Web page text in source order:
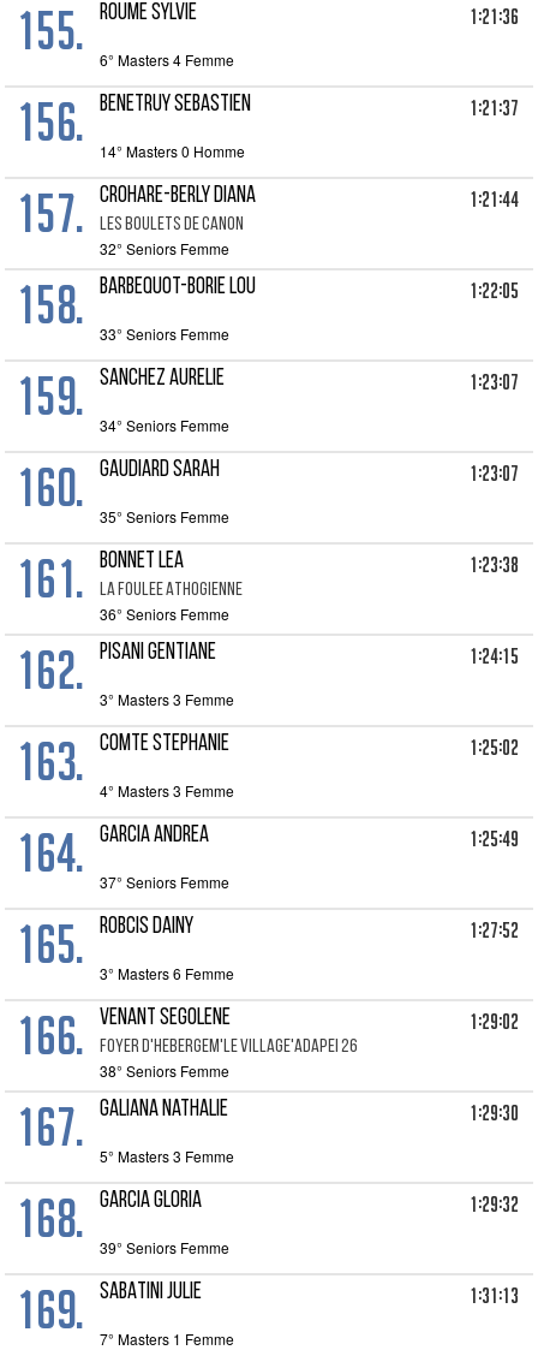
155. ROUME SYLVIE 1:21:36
6° Masters 4 Femme
156. BENETRUY Sebastien 1:21:37
14° Masters 0 Homme
157. CROHARE-BERLY Diana
LES BOULETS DE CANON
1:21:44
32° Seniors Femme
158. BARBEQUOT-BORIE Lou 1:22:05
33° Seniors Femme
159. SANCHEZ Aurelie 1:23:07
34° Seniors Femme
160. GAUDIARD Sarah 1:23:07
35° Seniors Femme
161. BONNET Lea
LA FOULEE ATHOGIENNE
1:23:38
36° Seniors Femme
162. PISANI Gentiane 1:24:15
3° Masters 3 Femme
163. COMTE Stephanie 1:25:02
4° Masters 3 Femme
164. GARCIA Andrea 1:25:49
37° Seniors Femme
165. ROBCIS Dainy 1:27:52
3° Masters 6 Femme
166. VENANT Segolene
FOYER D'HEBERGEM'LE VILLAGE'ADAPEI 26
1:29:02
38° Seniors Femme
167. GALIANA Nathalie 1:29:30
5° Masters 3 Femme
168. GARCIA Gloria 1:29:32
39° Seniors Femme
169. SABATINI Julie 1:31:13
7° Masters 1 Femme